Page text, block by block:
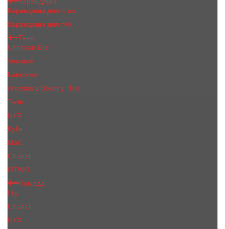
Карандаши для глаз
Карандаши для губ
Тени
Christian Dior
Versace
Lancome
Anastasia Beverly Hills
Tarte
NYX
Kylie
MaC
Сhanеl
OTWO
Помада
Lily
Chanel
NYX